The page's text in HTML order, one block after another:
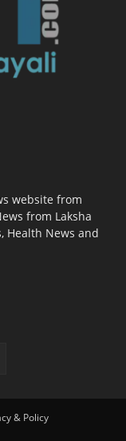
website from
from Laksha
Health News and
& Policy